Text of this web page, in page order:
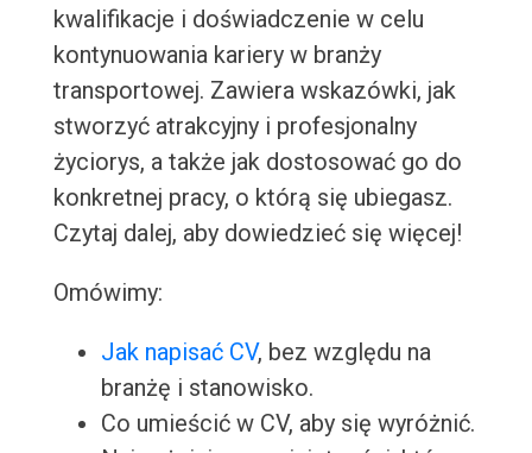
kwalifikacje i doświadczenie w celu
kontynuowania kariery w branży
transportowej. Zawiera wskazówki, jak
stworzyć atrakcyjny i profesjonalny
życiorys, a także jak dostosować go do
konkretnej pracy, o którą się ubiegasz.
Czytaj dalej, aby dowiedzieć się więcej!
Omówimy:
Jak napisać CV, bez względu na
branżę i stanowisko.
Co umieścić w CV, aby się wyróżnić.